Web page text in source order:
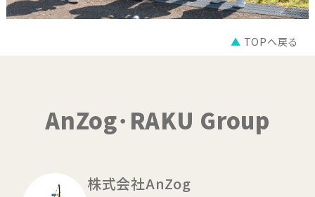
▲ TOPへ戻る
AnZog･RAKU Group
株式会社AnZog